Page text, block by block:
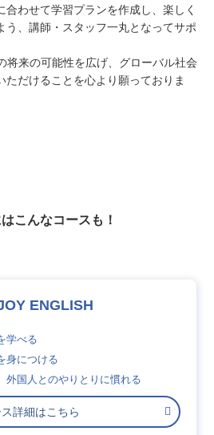
合わせて学習プランを作成し、楽しく
う、講師・スタッフ一丸となってサポ
将来の可能性を広げ、グローバル社会
ただけることを心より願っておりま
こんなコースも！
ENGLISH
学べる
身につける
外国人とのやりとりに慣れる
ス詳細はこちら